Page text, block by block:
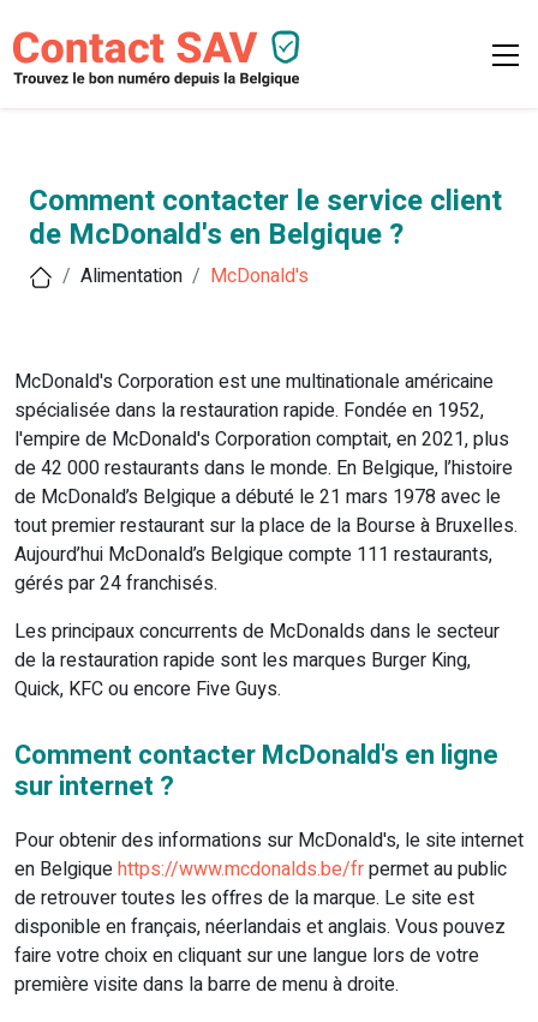
Comment contacter le service client
de McDonald's en Belgique ?
Alimentation McDonald's
McDonald's Corporation est une multinationale américaine
spécialisée dans la restauration rapide. Fondée en 1952,
l'empire de McDonald's Corporation comptait, en 2021, plus
de 42 000 restaurants dans le monde. En Belgique, l’histoire
de McDonald’s Belgique a débuté le 21 mars 1978 avec le
tout premier restaurant sur la place de la Bourse à Bruxelles.
Aujourd’hui McDonald’s Belgique compte 111 restaurants,
gérés par 24 franchisés.
Les principaux concurrents de McDonalds dans le secteur
de la restauration rapide sont les marques Burger King,
Quick, KFC ou encore Five Guys.
Comment contacter McDonald's en ligne
sur internet ?
Pour obtenir des informations sur McDonald's, le site internet
en Belgiquehttps://www.mcdonalds.be/frpermet au public
de retrouver toutes les offres de la marque. Le site est
disponible en français, néerlandais et anglais. Vous pouvez
faire votre choix en cliquant sur une langue lors de votre
première visite dans la barre de menu à droite.